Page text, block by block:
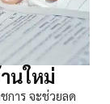
นใหม่
การ จะช่วยลด